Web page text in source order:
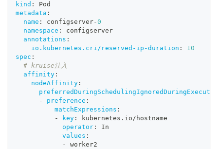
kind :
Pod
metadata :
name : configserver-0
namespace :
configserver
annotations :
io.kubernetes.cri/reserved-ip-duration :
10
spec :
# kruise注入
affinity :
nodeAffinity :
-
preference :
matchExpressions :
-
key :
kubernetes.io/hostname
operator :
In
values :
-
worker2